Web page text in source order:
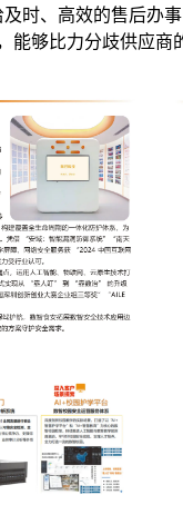
时、高效的售后办
能够比力分歧供应商